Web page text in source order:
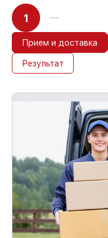
1
Прием и доставка
Результат